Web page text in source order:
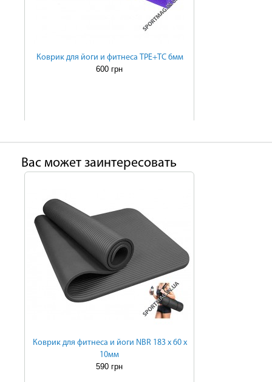
Коврик для йоги и фитнеса TPE+TC 6мм
600 грн
Ваc может заинтересовать
Коврик для фитнеса и йоги NBR 183 х 60 х
10мм
590 грн